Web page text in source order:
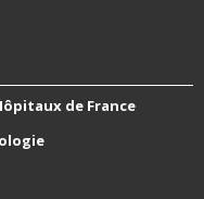
de France